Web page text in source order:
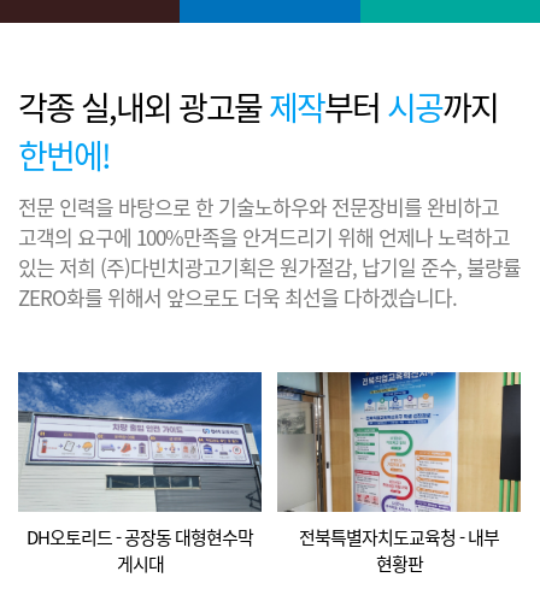
각종 실,내외 광고물제작부터 시공까지
한번에!
전문 인력을 바탕으로 한 기술노하우와 전문장비를 완비하고
고객의 요구에 100%만족을 안겨드리기 위해 언제나 노력하고
있는 저희 (주)다빈치광고기획은 원가절감, 납기일 준수, 불량률
ZERO화를 위해서 앞으로도 더욱 최선을 다하겠습니다.
DH오토리드 - 공장동 대형현수막
게시대
전북특별자치도교육청 - 내부
현황판